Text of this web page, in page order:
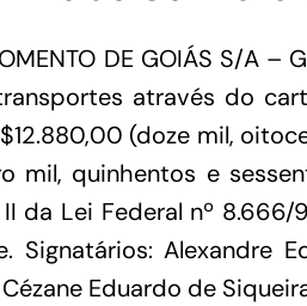
DE GOIÁS S/A –
através do
(doze mil,
quinhentos e
da Lei Federal nº
Signatários: Alexandre
Eduardo de